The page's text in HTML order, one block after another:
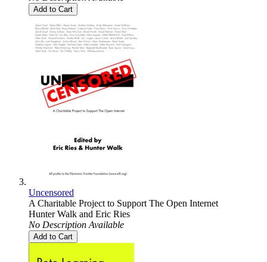
Add to Cart
Uncensored
A Charitable Project to Support The Open Internet
Hunter Walk and Eric Ries
No Description Available
Add to Cart